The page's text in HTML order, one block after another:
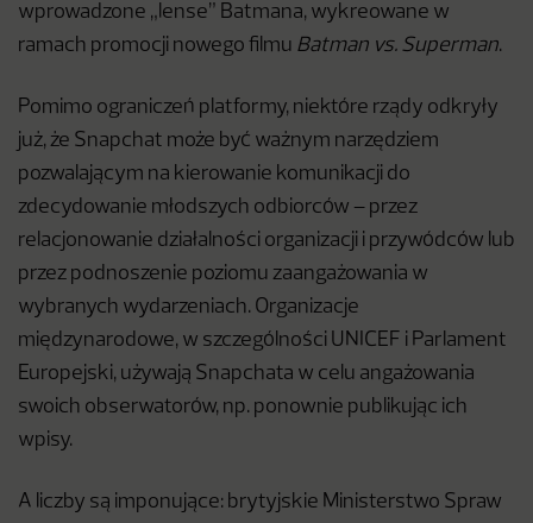
wprowadzone „lense” Batmana, wykreowane w
ramach promocji nowego filmu Batman vs. Superman.
Pomimo ograniczeń platformy, niektóre rządy odkryły
już, że Snapchat może być ważnym narzędziem
pozwalającym na kierowanie komunikacji do
zdecydowanie młodszych odbiorców – przez
relacjonowanie działalności organizacji i przywódców lub
przez podnoszenie poziomu zaangażowania w
wybranych wydarzeniach. Organizacje
międzynarodowe, w szczególności UNICEF i Parlament
Europejski, używają Snapchata w celu angażowania
swoich obserwatorów, np. ponownie publikując ich
wpisy.
A liczby są imponujące: brytyjskie Ministerstwo Spraw